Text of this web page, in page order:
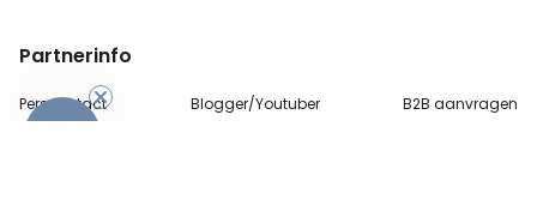
Partnerinfo
Perscontact Blogger/Youtuber B2B aanvragen
-10%